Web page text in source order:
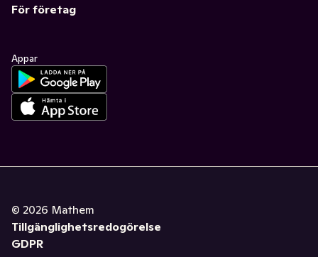
För företag
Appar
© 2026 Mathem
Tillgänglighetsredogörelse
GDPR